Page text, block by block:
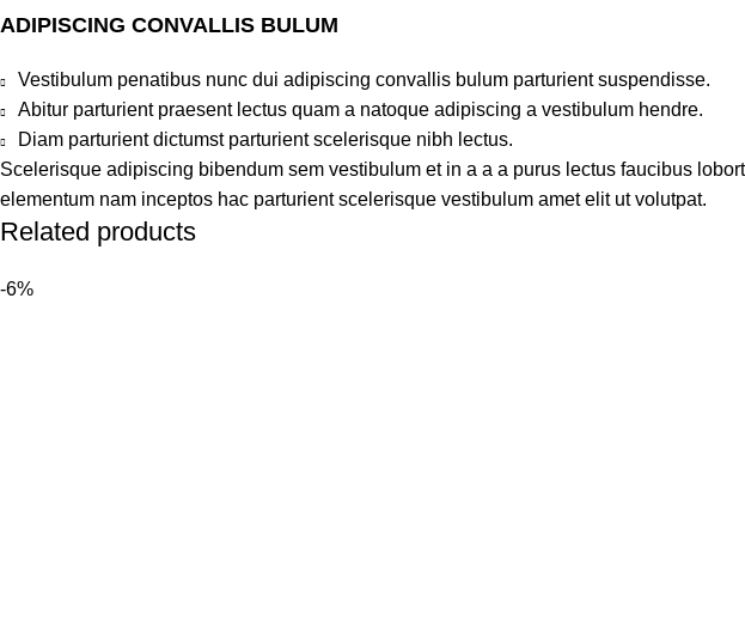
ADIPISCING CONVALLIS BULUM
Vestibulum penatibus nunc dui adipiscing convallis bulum parturient suspendisse.
Abitur parturient praesent lectus quam a natoque adipiscing a vestibulum hendre.
Diam parturient dictumst parturient scelerisque nibh lectus.
Scelerisque adipiscing bibendum sem vestibulum et in a a a purus lectus faucibus
elementum nam inceptos hac parturient scelerisque vestibulum amet elit ut volutpat.
Related products
-6%